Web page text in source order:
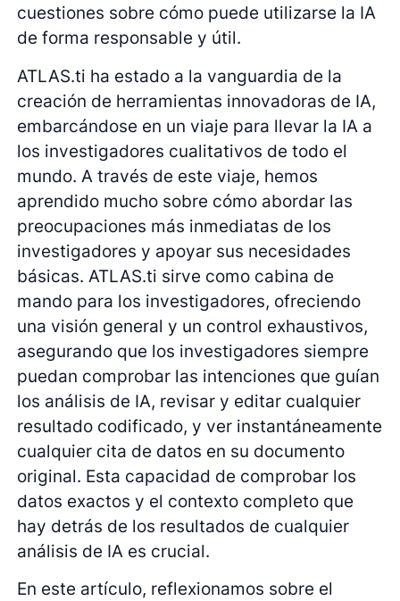
cuestiones sobre cómo puede utilizarse la IA
de forma responsable y útil.
ATLAS.ti ha estado a la vanguardia de la
creación de herramientas innovadoras de IA,
embarcándose en un viaje para llevar la IA a
los investigadores cualitativos de todo el
mundo. A través de este viaje, hemos
aprendido mucho sobre cómo abordar las
preocupaciones más inmediatas de los
investigadores y apoyar sus necesidades
básicas. ATLAS.ti sirve como cabina de
mando para los investigadores, ofreciendo
una visión general y un control exhaustivos,
asegurando que los investigadores siempre
puedan comprobar las intenciones que guían
los análisis de IA, revisar y editar cualquier
resultado codificado, y ver instantáneamente
cualquier cita de datos en su documento
original. Esta capacidad de comprobar los
datos exactos y el contexto completo que
hay detrás de los resultados de cualquier
análisis de IA es crucial.
En este artículo, reflexionamos sobre el